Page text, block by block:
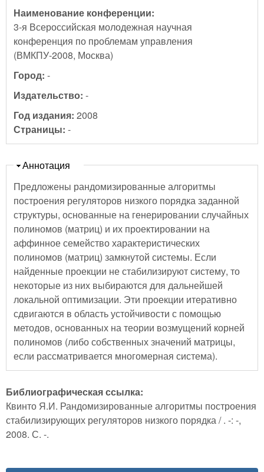
Наименование конференции:
3-я Всероссийская молодежная научная
конференция по проблемам управления
(ВМКПУ-2008, Москва)
Город: -
Издательство: -
Год издания: 2008
Страницы: -
Скрыть
Аннотация
Предложены рандомизированные алгоритмы
построения регуляторов низкого порядка заданной
структуры, основанные на генерировании случайных
полиномов (матриц) и их проектировании на
аффинное семейство характеристических
полиномов (матриц) замкнутой системы. Если
найденные проекции не стабилизируют систему, то
некоторые из них выбираются для дальнейшей
локальной оптимизации. Эти проекции итеративно
сдвигаются в область устойчивости с помощью
методов, основанных на теории возмущений корней
полиномов (либо собственных значений матрицы,
если рассматривается многомерная система).
Библиографическая ссылка:
Квинто Я.И. Рандомизированные алгоритмы построения
стабилизирующих регуляторов низкого порядка / . -: -,
2008. С. -.